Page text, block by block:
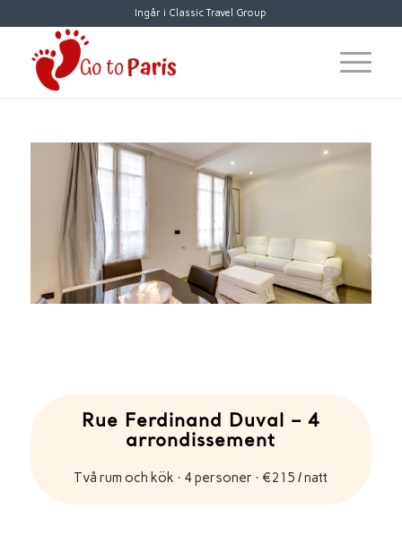
Ingår i Classic Travel Group
Rue Ferdinand Duval – 4
arrondissement
Två rum och kök · 4 personer · €215 / natt